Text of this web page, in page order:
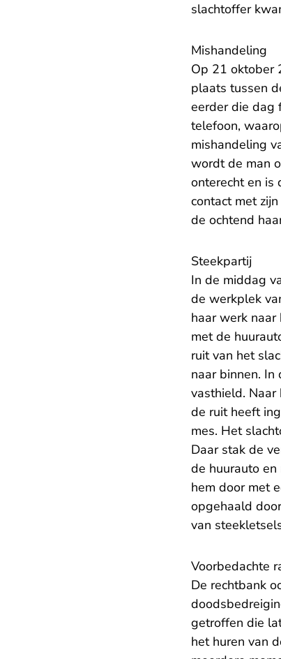
slachtoffer
Mishandeling
Op 21 oktober
plaats tussen
eerder die dag
telefoon,
mishandeling
wordt de man
onterecht en is
contact met
de ochtend
Steekpartij
In de middag
de werkplek
haar werk
met de
ruit van het
naar binnen.
vasthield.
de ruit heeft
mes. Het
Daar stak de
de huurauto
hem door met
opgehaald
van
Voorbedachte
De rechtbank
getroffen die
het huren van